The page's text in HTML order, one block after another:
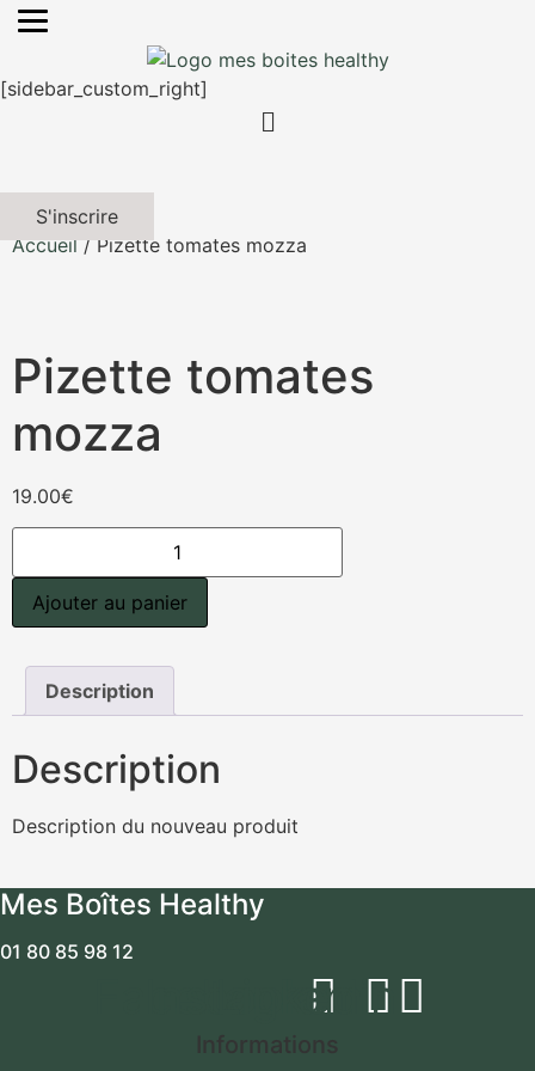
[sidebar_custom_right]
S'inscrire
Accueil/ Pizette tomates mozza
Pizette tomates
mozza
19.00€
quantité
Pizette
tomates
mozza
Ajouter au panier
Description
Description
Description du nouveau produit
Mes Boîtes Healthy
01 80 85 98 12
Instagram
Linkedin
Informations